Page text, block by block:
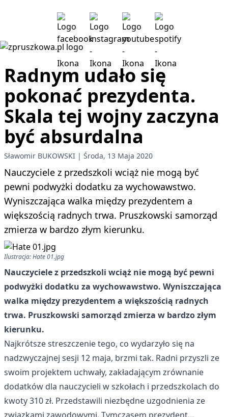
Radnym udało się
pokonać prezydenta.
Skala tej wojny zaczyna
być absurdalna
Sławomir BUKOWSKI Środa, 13 Maja 2020
Nauczyciele z przedszkoli wciąż nie mogą być
pewni podwyżki dodatku za wychowawstwo.
Wyniszczająca walka między prezydentem a
większością radnych trwa. Pruszkowski samorząd
zmierza w bardzo złym kierunku.
Ilustracja: Hate 01.jpg
Nauczyciele z przedszkoli wciąż nie mogą być pewni
podwyżki dodatku za wychowawstwo. Wyniszczająca
walka między prezydentem a większością radnych
trwa. Pruszkowski samorząd zmierza w bardzo złym
kierunku.
Najkrótsze streszczenie tego, co wydarzyło się na
nadzwyczajnej sesji 12 maja, brzmi tak. Radni przyszli ze
swoim projektem uchwały, zakładającym zrównanie
dodatków dla nauczycieli w szkołach i przedszkolach do
kwoty 310 zł. Przedstawili niezbędne uzgodnienia ze